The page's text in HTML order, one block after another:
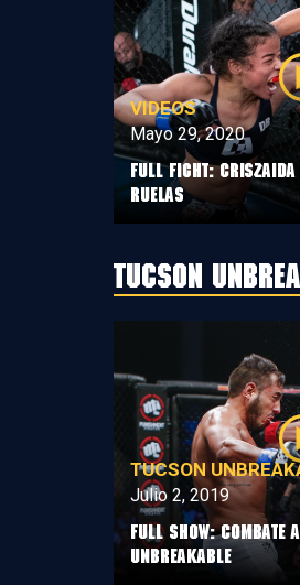
VIDEOS
Mayo 29, 2020
Full Fight: Criszaida
Ruelas
Tucson
TUCSON
Julio 2, 2019
Full Show: Combate
Unbreakable